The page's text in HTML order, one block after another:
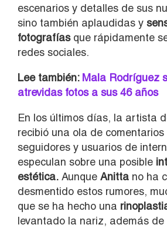
escenarios y detalles de sus
sino también aplaudidas y
fotografíasque rápidamente
redes sociales.
Lee también: Mala Rodríguez
atrevidas fotos a sus 46 años
En los últimos días, la artista
recibió una ola de
seguidores y usuarios de
especulan sobre una posible
estética. Aunque Anitta no ha
desmentido estos rumores,
que se ha hecho una
levantado la nariz, además de